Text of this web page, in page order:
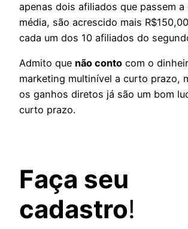
apenas dois afiliados que passem a
média, são acrescido mais
cada um dos 10 afiliados do
Admito que não conto com o
marketing multinível a curto prazo,
os ganhos diretos já são um bom
curto prazo.
Faça seu
cadastro!